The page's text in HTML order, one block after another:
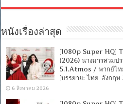
[MASTER]
[MKV]
หนังเรื่องล่าสุด
[1080p Super HQ]
(2026) นางมารสวมป
5.1.Atmos / พากย์ไ
[บรรยาย: ไทย-อังกฤ
6 สิงหาคม 2026